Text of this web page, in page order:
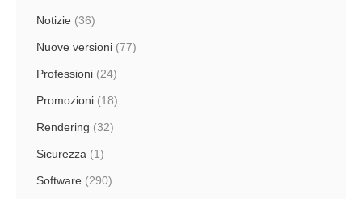
Notizie (36)
Nuove versioni (77)
Professioni (24)
Promozioni (18)
Rendering (32)
Sicurezza (1)
Software (290)